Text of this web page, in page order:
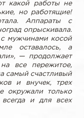
какой работы не
но работящие!
Аппараты с
опрыскивала.
мужчинами косой
оставалось, а
— продолжает
все пережитое,
самый счастливый
и внучек, трех
окружали только
и для всех